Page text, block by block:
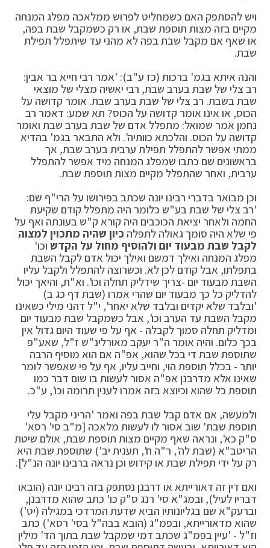
ויש להסתפק האם כשמחליט לפרוש ממלאכה מפלג המנחה
מקיים בזה מצות תוספת שבת, או רק כשמקבל שבת בפה,
או שאף אם מקבל שבת בפה לא מהני עד שיתפלל תפילת
שבת.
והנה איתא בגמ' ברכות (כז ע"ב): 'אמר רבי חייא בר אבין:
רב צלי של שבת בערב שבת, רבי יאשיה מצלי של מוצאי
שבת בשבת. רב צלי של שבת בערב שבת. אומר קדושה על
הכוס, או אינו אומר קדושה על הכוס? תא שמע: דאמר רב
נחמן אמר שמואל: מתפלל אדם של שבת בערב שבת ואומר
קדושה על הכוס. והלכתא כוותיה'. ולא התבאר בגמ' בהדיא
ממתי אפשר להתפלל תפילת ערבית בערב שבת, אך
בראשונים שם כתבו שמפלג המנחה מיד אפשר להתפלל
ערבית, ואחר שהתפלל מקיים מצות תוספת שבת.
וכן מבואר בדברי רבינו יונה שכתב בפירושו על הרי"ף שם:
'רב צלי של שבת בע"ש כלומר היה מתפלל קודם שקיעת
החמה ולאחר יציאת הכוכבים היה קורא ק"ש בעונתה ואף על
פי שלא היה סומך גאולה לתפלה כיון שהיה מתכוין למצוה
לקבל שבת מבעוד יום ולהוסיף מחול על הקדש וכו'
מפלג המנחה ואילך דמשם ואילך יכול אדם לקבל השבת
בתפלתו, אבל קודם לכן לא. וכשרוצה להתפלל ולקבל עליו
השבת מבעוד יום -צריך שידליק תחלה וכו'. וא"ת, והיאך יכול
להדליק כל כך מבעוד יום שהרי אמרו (שבת דף כג ב)
'ובלבד שלא יקדים ובלבד שלא יאחר', י"ל דהני מילי כשאינו
מקבל השבת עד הערב וכו', אבל כשמקבל שבת מבעוד יום
ומדליק תחלה סמוך לקבלה - אף על פי שעוד היום גדול אין
בכך כלום. והיה אומר ה"ר יעקב מאורלינ"ש ז"ל, שאע"פ
שתוספת שבת די בכל שהוא, אפ"ה אם הוא מוסיף הרבה
יותר - בכלל תוספת הוי, וחייב עליו, אף על פי שאפשר לומר
שאינו אלא מדרבנן אפ"ה אסור לעשות בו שום דבר כמו
תוספת כל שהוא וכיוצא בזה אמרו לענין תרומה וכו', ע"כ.
ולמעשה, אם אדם קבל שבת בפה ואמר 'הריני מקבל עלי
תוספת שבת' שוב אסור לו לעשות מלאכה [מ"ב סי' רסא'
ס"ק כא', ונראה שאף מקיים מצות תוספת שבת, אולם שיטת
הריטב"א (שבת לה', ר"ה ח', תענית יב') שתוספת שבת היא
רק על ידי תפילת שבת או קידוש וכן נראה ברבינו יונה הנ"ל].
ואם דין זה דאורייתא או דרבנן נסתפק בזה רבינו יונה (הובאו
דבריו לעיל), ובמג"א סי' רנג ס"ק כו' כתב שהוא מדרבנן,
וברעק"א שם בגליונותיו הביא שדעת המרדכי במגילה (יט')
שהוא מדאורייתא, ובפמ"ג (הובא בבה"ל בסי' רסא') כתב
וז"ל - 'עיין בפמ"ג שכתב דמי שמקבל שבת בתוך הד' מילין